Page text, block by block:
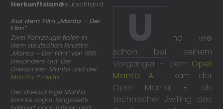
HerkunftslandDeutschland
Aus dem Film „Manta – Der
Film“
Zwei Fahrzeuge fielen in
dem deutschen Kinofilm
„Manta – Der Film“ von 1991
besonders auf: Der
Dreiachser-Manta und der
Manta PickUp.
Der dreiachsige Manta
konnte sogar längsseits
U
nd wie
schon bei seinem
Vorgänger – dem Opel
Manta A – kam der
Opel Manta B als
technischer Zwilling des